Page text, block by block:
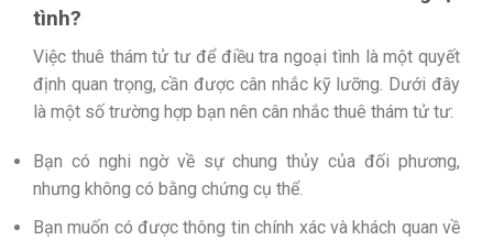
tình?
Việc thuê thám tử tư để điều tra ngoại tình là một quyết
định quan trọng, cần được cân nhắc kỹ lưỡng. Dưới đây
là một số trường hợp bạn nên cân nhắc thuê thám tử tư:
Bạn có nghi ngờ về sự chung thủy của đối phương,
nhưng không có bằng chứng cụ thể.
Bạn muốn có được thông tin chính xác và khách quan về